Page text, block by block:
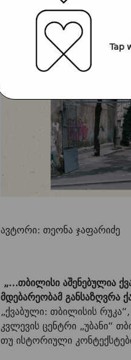
ავტორი: თეონა ჯაფარიძე
„…თბილისი აშენებულია
მდებარეობამ განსაზღვრა
„ქვაბული: თბილისის
კვლევის ცენტრი „უბანი“
თუ ისტორიული
Tap